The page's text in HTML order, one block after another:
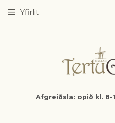
Afgreiðsla: opið kl. 8-
Yfirlit